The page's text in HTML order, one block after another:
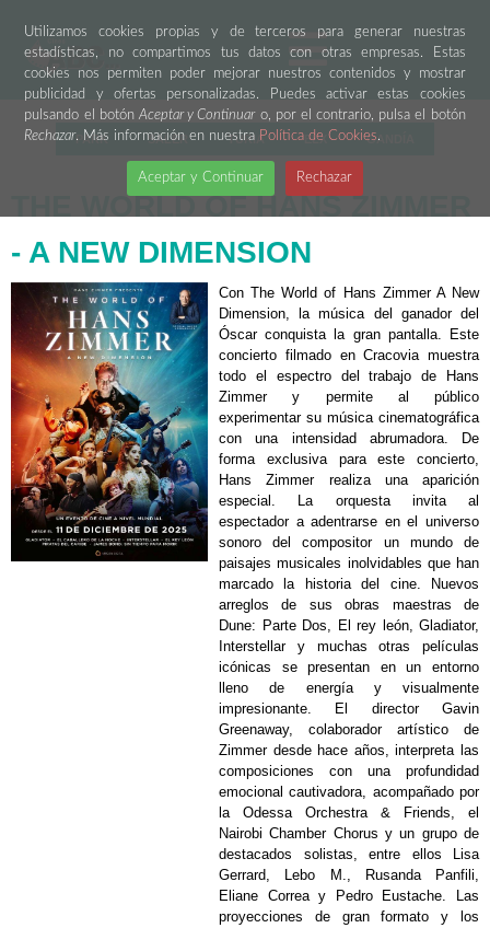
Utilizamos cookies propias y de terceros para generar nuestras
estadísticas, no compartimos tus datos con otras empresas. Estas
cookies nos permiten poder mejorar nuestros contenidos y mostrar
publicidad y ofertas personalizadas. Puedes activar estas cookies
pulsando el botón Aceptar y Continuaro, por el contrario, pulsa el botón
Rechazar. Más información en nuestra Política de Cookies.
Aceptar y Continuar Rechazar
PARK SALER TURIA ELX GANDÍA
THE WORLD OF HANS ZIMMER
- A NEW DIMENSION
Con The World of Hans Zimmer A New
Dimension, la música del ganador del
Óscar conquista la gran pantalla. Este
concierto filmado en Cracovia muestra
todo el espectro del trabajo de Hans
Zimmer y permite al público
experimentar su música cinematográfica
con una intensidad abrumadora. De
forma exclusiva para este concierto,
Hans Zimmer realiza una aparición
especial. La orquesta invita al
espectador a adentrarse en el universo
sonoro del compositor un mundo de
paisajes musicales inolvidables que han
marcado la historia del cine. Nuevos
arreglos de sus obras maestras de
Dune: Parte Dos, El rey león, Gladiator,
Interstellar y muchas otras películas
icónicas se presentan en un entorno
lleno de energía y visualmente
impresionante. El director Gavin
Greenaway, colaborador artístico de
Zimmer desde hace años, interpreta las
composiciones con una profundidad
emocional cautivadora, acompañado por
la Odessa Orchestra & Friends, el
Nairobi Chamber Chorus y un grupo de
destacados solistas, entre ellos Lisa
Gerrard, Lebo M., Rusanda Panfili,
Eliane Correa y Pedro Eustache. Las
proyecciones de gran formato y los